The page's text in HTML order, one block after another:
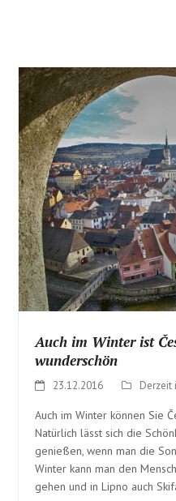
Auch im Winter ist
wunderschön
23.12.2016 Derzeit
Auch im Winter können Sie
Natürlich lässt sich die
genießen, wenn man die
Winter kann man den
gehen und in Lipno auch